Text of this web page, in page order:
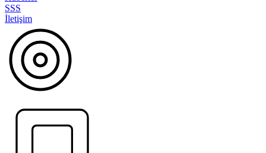
SSS
İletişim